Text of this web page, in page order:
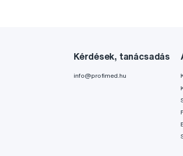
Kérdések, tanácsadás
info@profimed.hu